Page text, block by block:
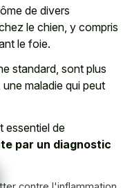
de divers
le chien, y compris
le foie.
standard, sont plus
maladie qui peut
essentiel de
par un diagnostic